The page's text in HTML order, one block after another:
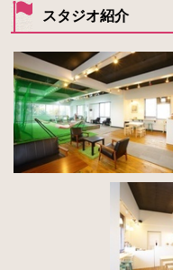
ジュニアコース
アプローチ克服コース
飛距離アップ矯正コース
バンカー＆パター攻略コース
100切りゴルフレッスンコース
ラウンドレッスンコース
スタジオ紹介